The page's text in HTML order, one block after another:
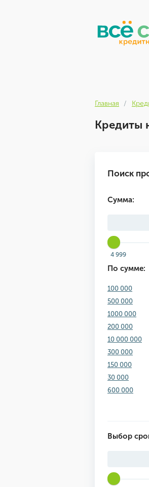
Главная
Кредиты
Поиск
Сумма:
4 999
По сумме:
100 000
500 000
1000 000
200 000
10 000 000
300 000
150 000
30 000
600 000
Выбор